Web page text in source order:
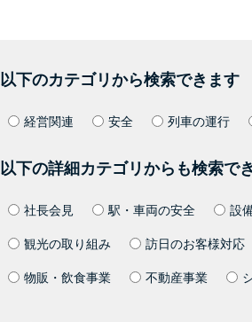
以下のカテゴリから検索できます
経営関連 安全 列車の運行
以下の詳細カテゴリからも検索で
社長会見 駅・車両の安全 設
観光の取り組み 訪日のお客様対応
物販・飲食事業 不動産事業